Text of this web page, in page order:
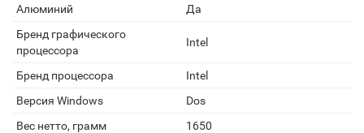
Алюминий
Да
Бренд графического
процессора
Intel
Бренд процессора
Intel
Версия Windows
Dos
Вес нетто, грамм
1650